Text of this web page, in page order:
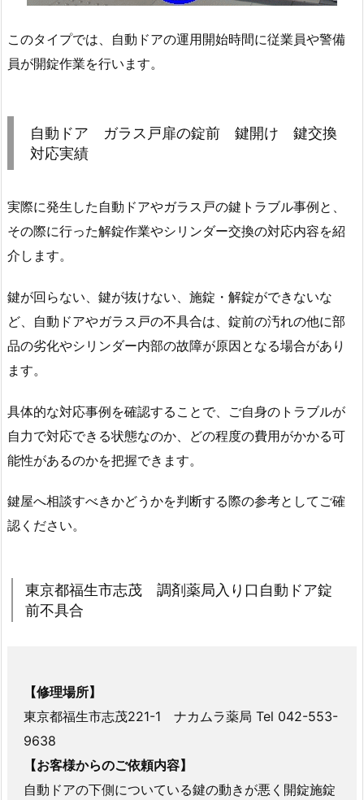
動
に
れ
て
る
前
2.
自
ド
ア
ガ
ス
戸
扉
錠
前
け
鍵
応
実
1.
東
このタイプでは、自動ドアの運用開始時間に従業員や警備
員が開錠作業を行います。
自動ドア ガラス戸扉の錠前 鍵開け 鍵交換
対応実績
実際に発生した自動ドアやガラス戸の鍵トラブル事例と、
その際に行った解錠作業やシリンダー交換の対応内容を紹
介します。
鍵が回らない、鍵が抜けない、施錠・解錠ができないな
ど、自動ドアやガラス戸の不具合は、錠前の汚れの他に部
品の劣化やシリンダー内部の故障が原因となる場合があり
ます。
具体的な対応事例を確認することで、ご自身のトラブルが
自力で対応できる状態なのか、どの程度の費用がかかる可
能性があるのかを把握できます。
鍵屋へ相談すべきかどうかを判断する際の参考としてご確
認ください。
東京都福生市志茂 調剤薬局入り口自動ドア錠
前不具合
【修理場所】
東京都福生市志茂221-1 ナカムラ薬局 Tel 042-553-
9638
【お客様からのご依頼内容】
自動ドアの下側についている鍵の動きが悪く開錠施錠